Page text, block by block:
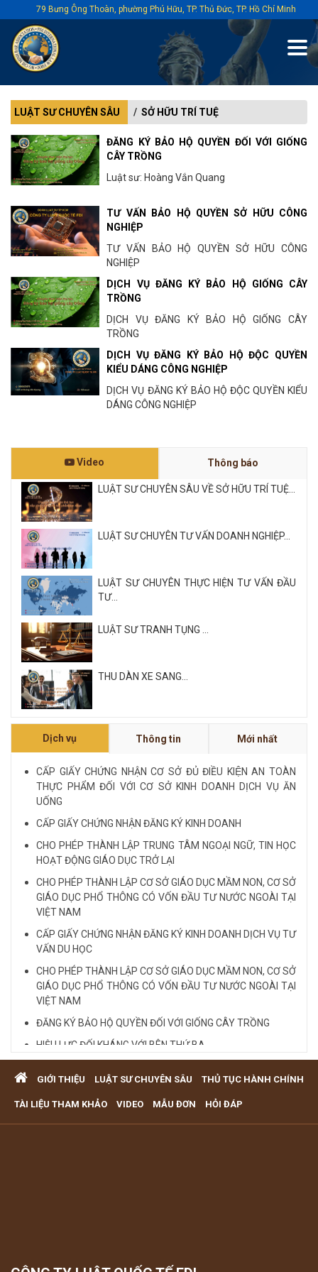
79 Bưng Ông Thoàn, phường Phú Hữu, TP. Thủ Đức, TP. Hồ Chí Minh
LUẬT SƯ CHUYÊN SÂU SỞ HỮU TRÍ TUỆ
ĐĂNG KÝ BẢO HỘ QUYỀN ĐỐI VỚI GIỐNG
CÂY TRỒNG
Luật sư: Hoàng Vắn Quang
TƯ VẤN BẢO HỘ QUYỀN SỞ HỮU CÔNG
NGHIỆP
TƯ VẤN BẢO HỘ QUYỀN SỞ HỮU CÔNG
NGHIỆP
DỊCH VỤ ĐĂNG KÝ BẢO HỘ GIỐNG CÂY
TRỒNG
DỊCH VỤ ĐĂNG KÝ BẢO HỘ GIỐNG CÂY
TRỒNG
DỊCH VỤ ĐĂNG KÝ BẢO HỘ ĐỘC QUYỀN
KIỂU DÁNG CÔNG NGHIỆP
DỊCH VỤ ĐĂNG KÝ BẢO HỘ ĐỘC QUYỀN KIỂU
DÁNG CÔNG NGHIỆP
Video Thông báo
LUẬT SƯ CHUYÊN SÂU VỀ SỞ HỮU TRÍ TUỆ...
LUẬT SƯ CHUYÊN TƯ VẤN DOANH NGHIỆP...
LUẬT SƯ CHUYÊN THỰC HIỆN TƯ VẤN ĐẦU
TƯ...
LUẬT SƯ TRANH TỤNG ...
THU DÀN XE SANG...
NỘI QUY VÀ QUY CHẾ CÔNG TY LUẬT QUỐC
LUẬT SƯ CHUYÊN VỀ HÌNH SỰ...
Xem tất cả
Dịch vụ Thông tin Mới nhất
CẤP GIẤY CHỨNG NHẬN CƠ SỞ ĐỦ ĐIỀU KIỆN AN TOÀN
THỰC PHẨM ĐỐI VỚI CƠ SỞ KINH DOANH DỊCH VỤ ĂN
UỐNG
CẤP GIẤY CHỨNG NHẬN ĐĂNG KÝ KINH DOANH
CHO PHÉP THÀNH LẬP TRUNG TÂM NGOẠI NGỮ, TIN HỌC
HOẠT ĐỘNG GIÁO DỤC TRỞ LẠI
CHO PHÉP THÀNH LẬP CƠ SỞ GIÁO DỤC MẦM NON, CƠ SỞ
GIÁO DỤC PHỔ THÔNG CÓ VỐN ĐẦU TƯ NƯỚC NGOÀI TẠI
VIỆT NAM
CẤP GIẤY CHỨNG NHẬN ĐĂNG KÝ KINH DOANH DỊCH VỤ TƯ
VẤN DU HỌC
CHO PHÉP THÀNH LẬP CƠ SỞ GIÁO DỤC MẦM NON, CƠ SỞ
GIÁO DỤC PHỔ THÔNG CÓ VỐN ĐẦU TƯ NƯỚC NGOÀI TẠI
VIỆT NAM
ĐĂNG KÝ BẢO HỘ QUYỀN ĐỐI VỚI GIỐNG CÂY TRỒNG
HIỆU LỰC ĐỐI KHÁNG VỚI BÊN THỨ BA
với đất
VĂN PHÒNG LUẬT SƯ TƯ VẤN MIỄN PHÍ QUA ĐIỆN THOẠI
GIỚI THIỆU LUẬT SƯ CHUYÊN SÂU THỦ TỤC HÀNH CHÍNH
TÀI LIỆU THAM KHẢO VIDEO MẪU ĐƠN HỎI ĐÁP